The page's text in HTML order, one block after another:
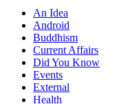
An Idea
Android
Buddhism
Current Affairs
Did You Know
Events
External
Health